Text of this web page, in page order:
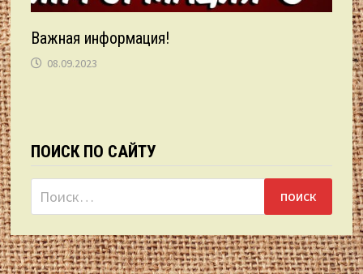
Важная информация!
08.09.2023
ПОИСК ПО САЙТУ
Найти: